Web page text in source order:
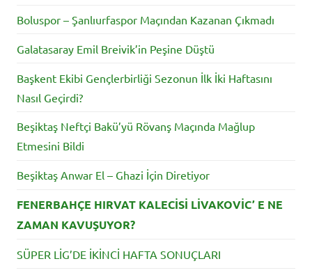
Boluspor – Şanlıurfaspor Maçından Kazanan Çıkmadı
Galatasaray Emil Breivik’in Peşine Düştü
Başkent Ekibi Gençlerbirliği Sezonun İlk İki Haftasını
Nasıl Geçirdi?
Beşiktaş Neftçi Bakü’yü Rövanş Maçında Mağlup
Etmesini Bildi
Beşiktaş Anwar El – Ghazi İçin Diretiyor
FENERBAHÇE HIRVAT KALECİSİ LİVAKOVİC’ E NE
ZAMAN KAVUŞUYOR?
SÜPER LİG’DE İKİNCİ HAFTA SONUÇLARI